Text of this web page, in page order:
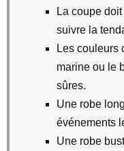
La coupe
suivre la
Les couleurs
marine ou le
sûres.
Une robe
événements
Une robe